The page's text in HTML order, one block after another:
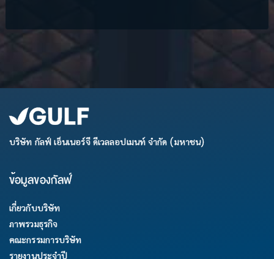
บริษัท กัลฟ์ เอ็นเนอร์จี ดีเวลลอปเมนท์ จำกัด (มหาชน)
ข้อมูลของกัลฟ์
เกี่ยวกับบริษัท
ภาพรวมธุรกิจ
คณะกรรมการบริษัท
รายงานประจำปี